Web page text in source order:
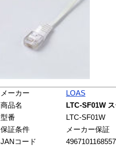
メーカー
LOAS
商品名
LTC-SF01W
型番
LTC-SF01W
保証条件
メーカー保証
JANコード
4967101168557